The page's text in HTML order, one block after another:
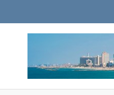
Ю
ридические услуги адвокатской коллегии «Эли Гервиц»: полное сопровождение на всех этапах